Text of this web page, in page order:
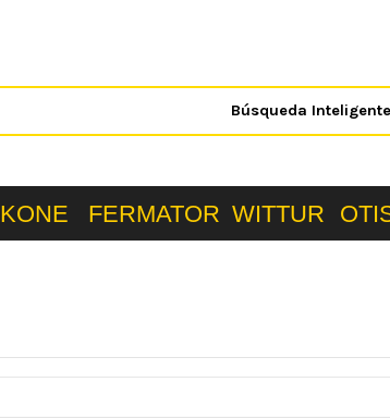
Búsqueda Inteligente
KONE FERMATOR WITTUR